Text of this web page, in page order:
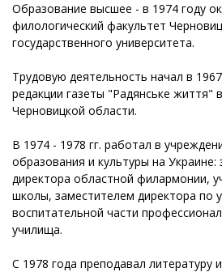
Образование высшее - в 1974 году
филологический факультет
государственного университета.
Трудовую деятельность начал в
редакции газеты "Радянське життя"
Черновицкой области.
В 1974 - 1978 гг. работал в
образования и культуры на Украине:
директора областной филармонии,
школы, заместителем директора по
воспитательной части
училища.
С 1978 года преподавал литературу